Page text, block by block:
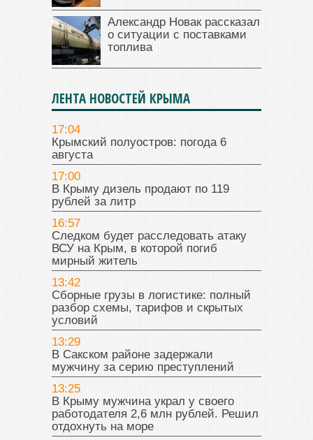
Александр Новак рассказал
о ситуации с поставками
топлива
ЛЕНТА НОВОСТЕЙ КРЫМА
17:04
Крымский полуостров: погода 6
августа
17:00
В Крыму дизель продают по 119
рублей за литр
16:57
Следком будет расследовать атаку
ВСУ на Крым, в которой погиб
мирный житель
13:42
Сборные грузы в логистике: полный
разбор схемы, тарифов и скрытых
условий
13:29
В Сакском районе задержали
мужчину за серию преступлений
13:25
В Крыму мужчина украл у своего
работодателя 2,6 млн рублей. Решил
отдохнуть на море